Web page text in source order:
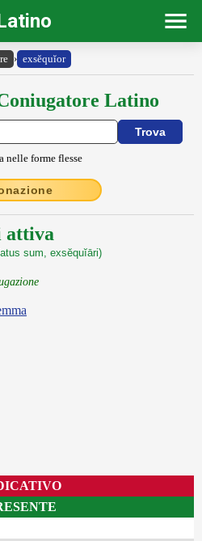
› exsĕquĭor
Latino
nelle forme flesse
attiva
sum, exsĕquĭāri)